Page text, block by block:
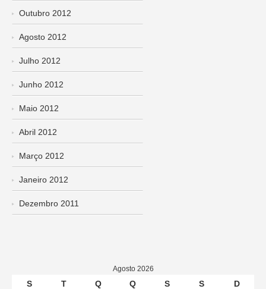
Outubro 2012
Agosto 2012
Julho 2012
Junho 2012
Maio 2012
Abril 2012
Março 2012
Janeiro 2012
Dezembro 2011
Agosto 2026
S T Q Q S S D